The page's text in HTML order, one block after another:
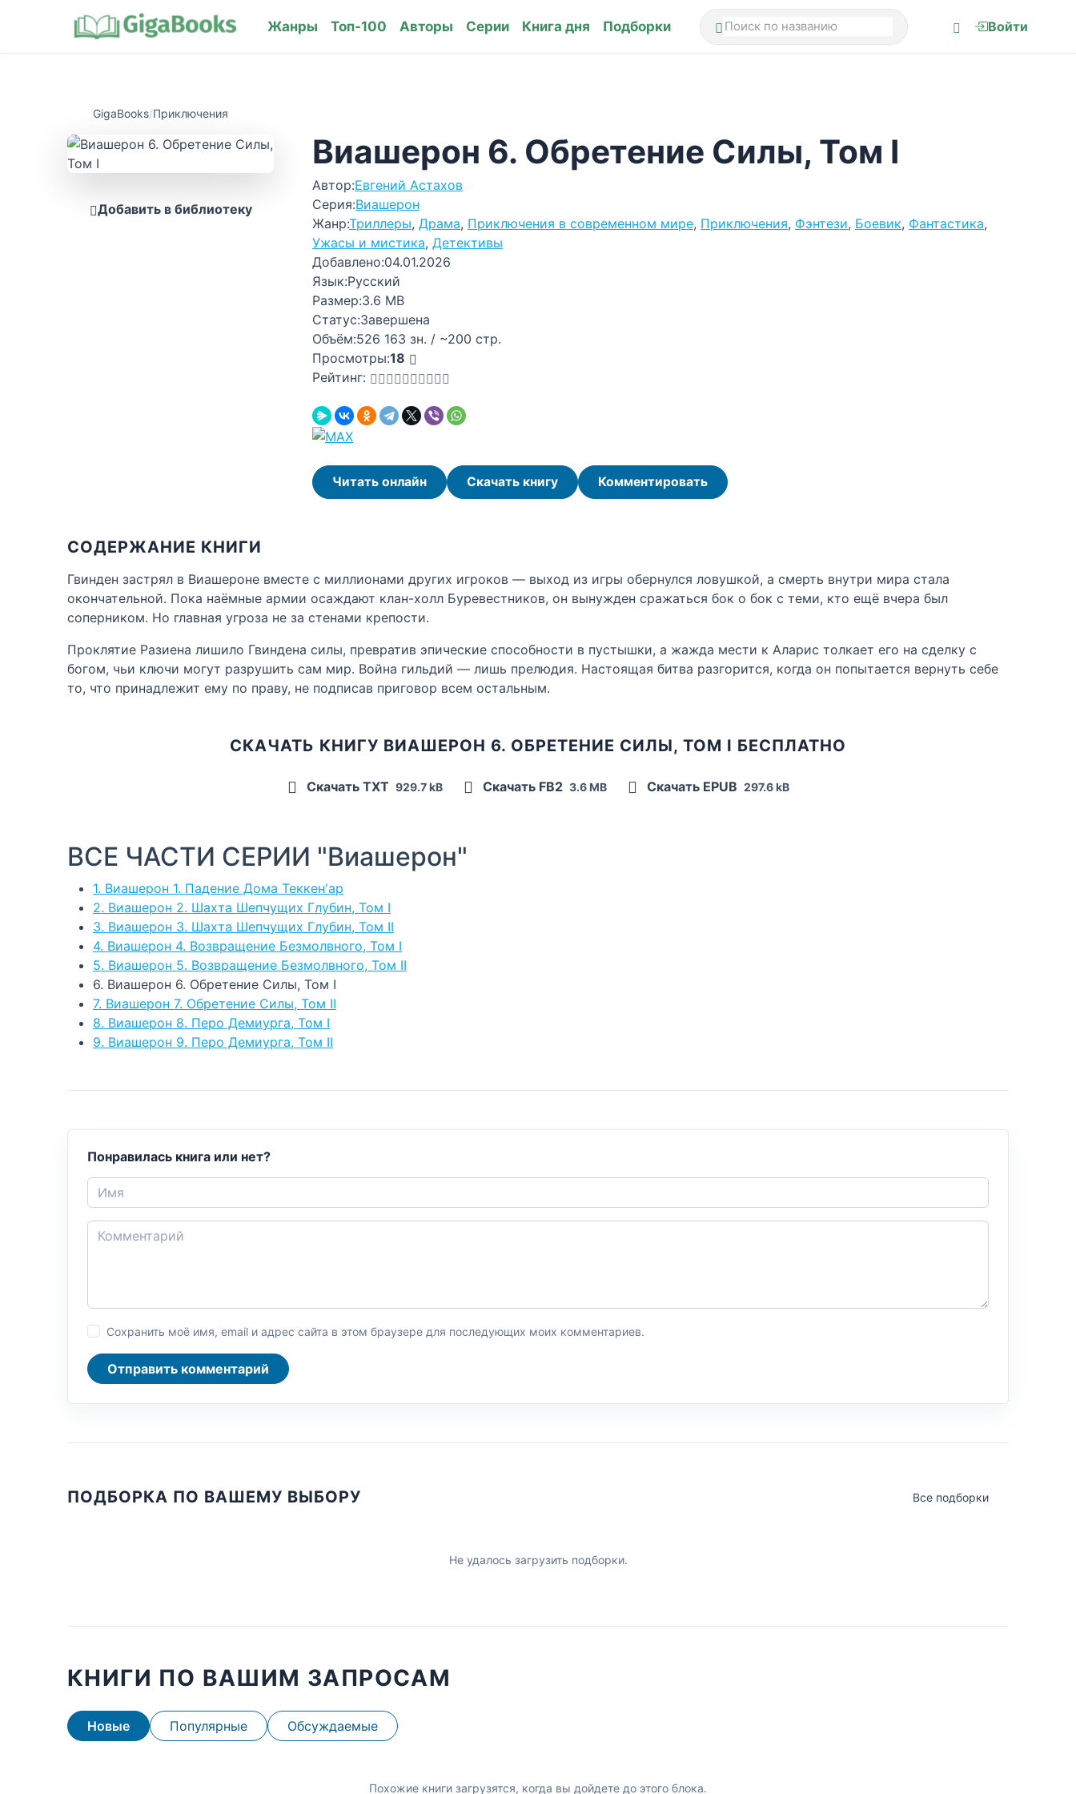
Жанры Топ-100 Авторы Серии Книга дня Подборки Войти
GigaBooks/Приключения
Добавить в библиотеку
Виашерон 6. Обретение Силы, Том I
Автор:Евгений Астахов
Серия:Виашерон
Жанр:Триллеры, Драма, Приключения в современном мире, Приключения, Фэнтези, Боевик, Фантастика,
Ужасы и мистика, Детективы
Добавлено:04.01.2026
Язык:Русский
Размер:3.6 MB
Статус:Завершена
Объём:526 163 зн. / ~200 стр.
Просмотры:18
Рейтинг:
Читать онлайн Скачать книгу Комментировать
СОДЕРЖАНИЕ КНИГИ
Гвинден застрял в Виашероне вместе с миллионами других игроков — выход из игры обернулся ловушкой, а смерть внутри мира стала
окончательной. Пока наёмные армии осаждают клан-холл Буревестников, он вынужден сражаться бок о бок с теми, кто ещё вчера был
соперником. Но главная угроза не за стенами крепости.
Проклятие Разиена лишило Гвиндена силы, превратив эпические способности в пустышки, а жажда мести к Аларис толкает его на сделку с
богом, чьи ключи могут разрушить сам мир. Война гильдий — лишь прелюдия. Настоящая битва разгорится, когда он попытается вернуть себе
то, что принадлежит ему по праву, не подписав приговор всем остальным.
СКАЧАТЬ КНИГУ ВИАШЕРОН 6. ОБРЕТЕНИЕ СИЛЫ, ТОМ I БЕСПЛАТНО
Скачать TXT 929.7 kB Скачать FB2 3.6 MB Скачать EPUB 297.6 kB
ВСЕ ЧАСТИ СЕРИИ "Виашерон"
1. Виашерон 1. Падение Дома Теккен'ар
2. Виашерон 2. Шахта Шепчущих Глубин, Том I
3. Виашерон 3. Шахта Шепчущих Глубин, Том II
4. Виашерон 4. Возвращение Безмолвного, Том I
5. Виашерон 5. Возвращение Безмолвного, Том II
6. Виашерон 6. Обретение Силы, Том I
7. Виашерон 7. Обретение Силы, Том II
8. Виашерон 8. Перо Демиурга, Том I
9. Виашерон 9. Перо Демиурга, Том II
Понравилась книга или нет?
Сохранить моё имя, email и адрес сайта в этом браузере для последующих моих комментариев.
Отправить комментарий
ПОДБОРКА ПО ВАШЕМУ ВЫБОРУ Все подборки
Не удалось загрузить подборки.
КНИГИ ПО ВАШИМ ЗАПРОСАМ
Новые Популярные Обсуждаемые
Похожие книги загрузятся, когда вы дойдете до этого блока.